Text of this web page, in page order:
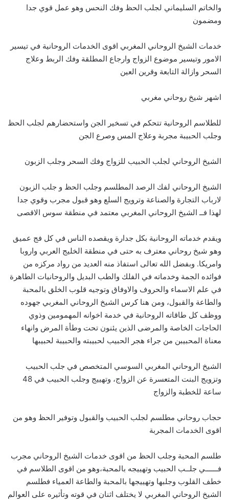
والخاتم السليماني لجلب الحظ وفك النحس وهو عمل قوي جدا
ومضمون
خدمات الشيخ الروحاني المغربي اقوى الخدمات الروحانية في تيسير
الامور وتيسير موضوع الزواج وارجاع المطلقة وفك الربط وعلاج
السحر وازالة التابعة وقرين العين
اشهر شيخ روحاني مغربي
للطلاسم الروحانية تتحكم في تسخير الجن واستحضارهم لجلب الحظ
وجلب الحبيبة مجربة وعلاج المس وصرع الجن
الشيخ الروحاني لجلب الحبيب للزواج وفك السحر وجلب الزبون
الشيخ الروحاني لفك الرصد المطلسم وجلب الحظ و جلب الزبون
لارباب التجارة والصناعة وترويج السلع وهو قبول مجرب وقوي جدا
لهذا فــ الشيخ الروحاني المغربي معتمد في منطقة سوس الاقصى
ويقدم خدماته الروحانية بكل جدارة ويقصده الناس في كل فج عميق
وهو شيخ روحاني معترف به حتى في منطقة الخليج العربي واروبا
وامريكا. وبفضل الله تعالى استفاذ منه العديد من رواد مركزه من
فوائده الجمة وخدماته في الفلك والطب البديل والروحانيات الطاهرة
في علم الاسماء والحروف والاوفاق وتوجيه قلوب الخلق بالمحبة
والطاعة والقبول، ومن هنا كرس الشيخ الروحاني المغربي جهوده
ووظف كل طاقاته الروحانية في خدمة اخوانه المهمومين وذوي
الحاجات الخاصة والمرضى الذين يئنون تحت وطأة المرض وانهاء
معناة المحبيبن من جراء هجر الحبيب لحبيبته والحبيبة لحبيبها
الشيخ الروحاني المغربي السوسي المتخصص في جلب الحبيب
وتزويج البنت المتعسرة عن الزواج، وتهييج وجلب الحبيب في 48
ساعة للخطبة والزواج
حجاب روحاني مطلسم لجلب الحبيب والقبول وتوفير الحظ وهو من
اقوى الخدمات المجربة
طلسم المحبة وجلب الحظ من اقوى خدمات الشيخ الروحاني مجرب
فــــــي جلــب الحبيب وتهييجه بالمحبة،وهو من اقوى الطلاسم في
خطف القلوب وجلبها وتهييجها بالمحبة والطاعة العمياء فطلسم
الشيخ الروحاني المغربي لا يختلف اثنان في قوته وتأثيره على العوالم